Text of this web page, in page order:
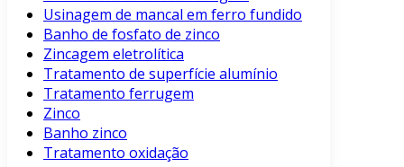
Usinagem de mancal em ferro fundido
Banho de fosfato de zinco
Zincagem eletrolítica
Tratamento de superfície alumínio
Tratamento ferrugem
Zinco
Banho zinco
Tratamento oxidação